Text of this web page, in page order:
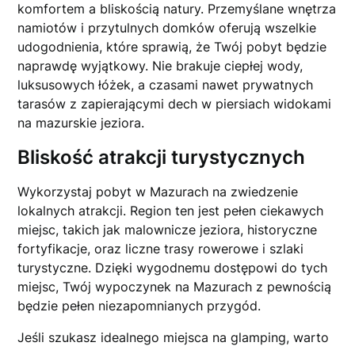
komfortem a bliskością natury. Przemyślane wnętrza
namiotów i przytulnych domków oferują wszelkie
udogodnienia, które sprawią, że Twój pobyt będzie
naprawdę wyjątkowy. Nie brakuje ciepłej wody,
luksusowych łóżek, a czasami nawet prywatnych
tarasów z zapierającymi dech w piersiach widokami
na mazurskie jeziora.
Bliskość atrakcji turystycznych
Wykorzystaj pobyt w Mazurach na zwiedzenie
lokalnych atrakcji. Region ten jest pełen ciekawych
miejsc, takich jak malownicze jeziora, historyczne
fortyfikacje, oraz liczne trasy rowerowe i szlaki
turystyczne. Dzięki wygodnemu dostępowi do tych
miejsc, Twój wypoczynek na Mazurach z pewnością
będzie pełen niezapomnianych przygód.
Jeśli szukasz idealnego miejsca na glamping, warto